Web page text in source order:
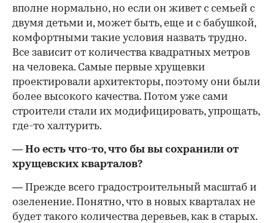
вполне нормально, но если он живет с семьей с
двумя детьми и, может быть, еще и с бабушкой,
комфортными такие условия назвать трудно.
Все зависит от количества квадратных метров
на человека. Самые первые хрущевки
проектировали архитекторы, поэтому они были
более высокого качества. Потом уже сами
строители стали их модифицировать, упрощать,
где-то халтурить.
— Но есть что-то, что бы вы сохранили от
хрущевских кварталов?
— Прежде всего градостроительный масштаб и
озеленение. Понятно, что в новых кварталах не
будет такого количества деревьев, как в старых.